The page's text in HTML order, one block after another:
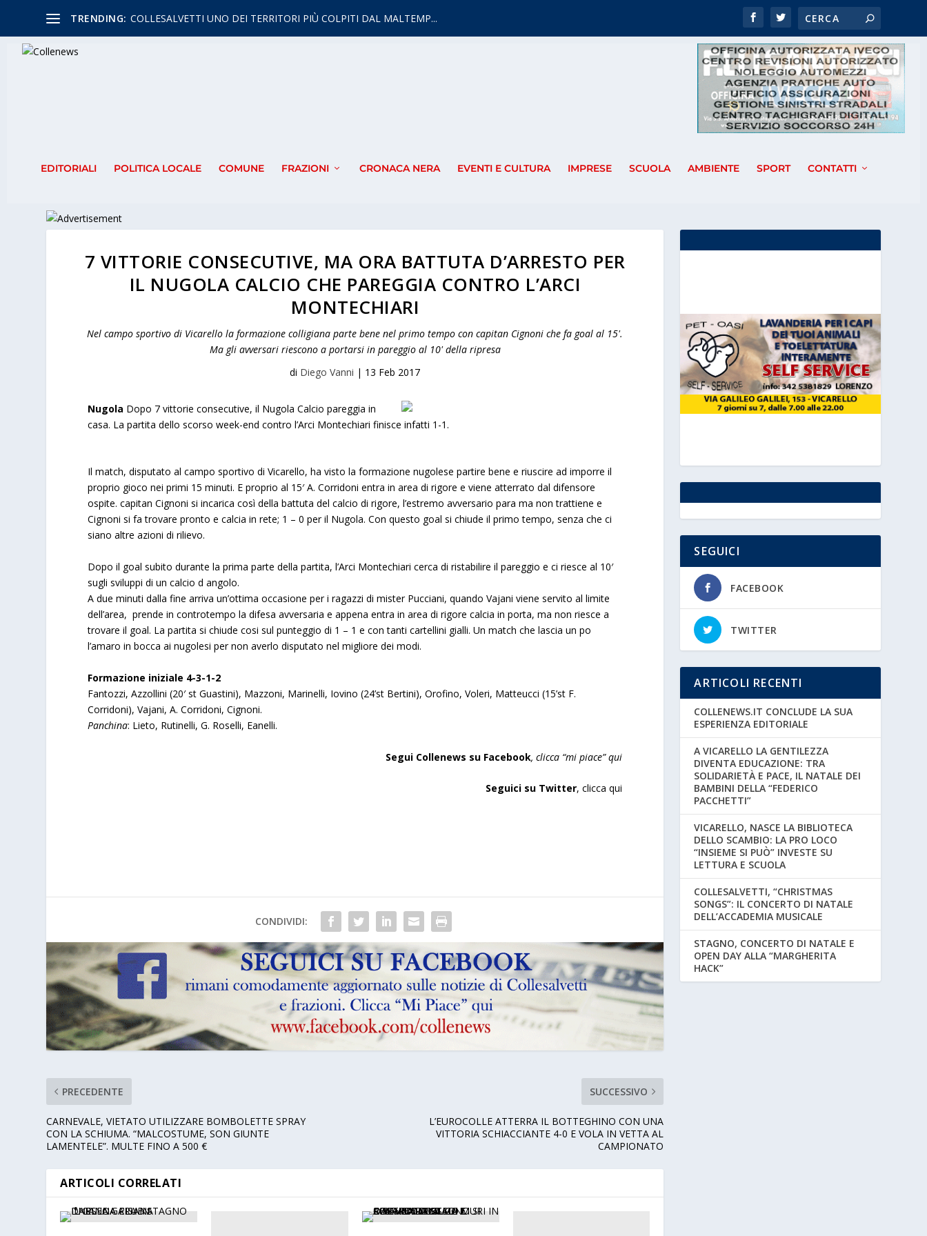
TRENDING: COLLESALVETTI UNO DEI TERRITORI PIÙ COLPITI DAL MALTEMP...
EDITORIALI POLITICA LOCALE COMUNE FRAZIONI CRONACA NERA EVENTI E CULTURA IMPRESE SCUOLA AMBIENTE SPORT CONTATTI
7 VITTORIE CONSECUTIVE, MA ORA BATTUTA D’ARRESTO PER
IL NUGOLA CALCIO CHE PAREGGIA CONTRO L’ARCI
MONTECHIARI
Nel campo sportivo di Vicarello la formazione colligiana parte bene nel primo tempo con capitan Cignoni che fa goal al 15'.
Ma gli avversari riescono a portarsi in pareggio al 10' della ripresa
di Diego Vanni | 13 Feb 2017
Nugola Dopo 7 vittorie consecutive, il Nugola Calcio pareggia in
casa. La partita dello scorso week-end contro l’Arci Montechiari finisce infatti 1-1.
Il match, disputato al campo sportivo di Vicarello, ha visto la formazione nugolese partire bene e riuscire ad imporre il
proprio gioco nei primi 15 minuti. E proprio al 15′ A. Corridoni entra in area di rigore e viene atterrato dal difensore
ospite. capitan Cignoni si incarica così della battuta del calcio di rigore, l’estremo avversario para ma non trattiene e
Cignoni si fa trovare pronto e calcia in rete; 1 – 0 per il Nugola. Con questo goal si chiude il primo tempo, senza che ci
siano altre azioni di rilievo.
Dopo il goal subito durante la prima parte della partita, l’Arci Montechiari cerca di ristabilire il pareggio e ci riesce al 10′
sugli sviluppi di un calcio d angolo.
A due minuti dalla fine arriva un’ottima occasione per i ragazzi di mister Pucciani, quando Vajani viene servito al limite
dell’area, prende in controtempo la difesa avversaria e appena entra in area di rigore calcia in porta, ma non riesce a
trovare il goal. La partita si chiude cosi sul punteggio di 1 – 1 e con tanti cartellini gialli. Un match che lascia un po
l’amaro in bocca ai nugolesi per non averlo disputato nel migliore dei modi.
Formazione iniziale 4-3-1-2
Fantozzi, Azzollini (20′ st Guastini), Mazzoni, Marinelli, Iovino (24’st Bertini), Orofino, Voleri, Matteucci (15’st F.
Corridoni), Vajani, A. Corridoni, Cignoni.
Panchina: Lieto, Rutinelli, G. Roselli, Eanelli.
Segui Collenews su Facebook, clicca “mi piace”qui
Seguici su Twitter,clicca qui
CONDIVIDI:
PRECEDENTE
CARNEVALE, VIETATO UTILIZZARE BOMBOLETTE SPRAY
CON LA SCHIUMA. “MALCOSTUME, SON GIUNTE
LAMENTELE”. MULTE FINO A 500 €
SUCCESSIVO
L’EUROCOLLE ATTERRA IL BOTTEGHINO CON UNA
VITTORIA SCHIACCIANTE 4-0 E VOLA IN VETTA AL
CAMPIONATO
ARTICOLI CORRELATI
SEGUICI
FACEBOOK
TWITTER
ARTICOLI RECENTI
COLLENEWS.IT CONCLUDE LA SUA
ESPERIENZA EDITORIALE
A VICARELLO LA GENTILEZZA
DIVENTA EDUCAZIONE: TRA
SOLIDARIETÀ E PACE, IL NATALE DEI
BAMBINI DELLA “FEDERICO
PACCHETTI”
VICARELLO, NASCE LA BIBLIOTECA
DELLO SCAMBIO: LA PRO LOCO
“INSIEME SI PUÒ” INVESTE SU
LETTURA E SCUOLA
COLLESALVETTI, “CHRISTMAS
SONGS”: IL CONCERTO DI NATALE
DELL’ACCADEMIA MUSICALE
STAGNO, CONCERTO DI NATALE E
OPEN DAY ALLA “MARGHERITA
HACK”